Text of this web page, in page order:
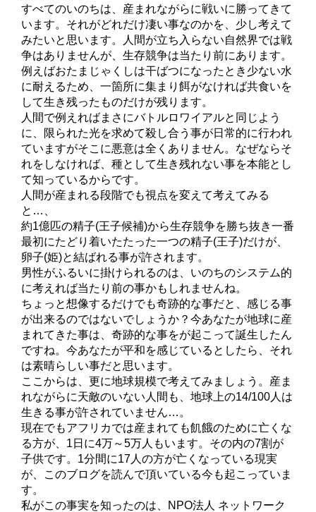
すべてのいのちは、産まれながらに戦いに勝ってきて
います。それがどれだけ凄い事なのかを、少し考えて
みたいと思います。人間が立ち入らない自然界では戦
争はありませんが、生存競争は当たり前にあります。
例えばおたまじゃくしは干ばつになったとき少ない水
に耐えるため、一箇所に集まり餌がなければ共食いを
して生き残ったものだけが残ります。
人間で例えればまさにバトルロワイアルと同じよう
に、限られた光を求めて殺し合う事が日常的に行われ
ていますがそこに悪意は全くありません。なぜならそ
れをしなければ、種として生き残れない事を本能とし
て知っているからです。
人間が産まれる段階でも視点を変えて考えてみる
と…、
約1億匹の精子(王子候補)から生存競争を勝ち抜き一番
最初にたどり着いたたった一つの精子(王子)だけが、
卵子(姫)と結ばれる事が許されます。
男性がふるいに掛けられるのは、いのちのシステム的
に考えれば当たり前の事かもしれませんね。
ちょっと想像するだけでも奇跡的な事だと、感じる事
が出来るのではないでしょうか？今あなたが地球に産
まれてきた事は、奇跡的な事をが起こって誕生したん
ですね。今あなたが平和を感じているとしたら、それ
は素晴らしい事だと思います。
ここからは、更に地球規模で考えてみましょう。産ま
れながらに天敵のいない人間も、地球上の14/100人は
生きる事が許されていません…。
現在でもアフリカでは産まれても飢餓のために亡くな
る方が、1日に4万～5万人もいます。その内の7割が
子供です。1分間に17人の方が亡くなっている現実
が、このブログを読んで頂いている今も起こっていま
す。
私がこの事実を知ったのは、NPO法人 ネットワーク